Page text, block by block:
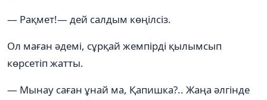
— Рақмет!— дей салдым көңілсіз.
Ол маған әдемі, сұрқай жемпірді қылымсып
көрсетіп жатты.
— Мынау саған ұнай ма, Қапишка?.. Жаңа әлгінде